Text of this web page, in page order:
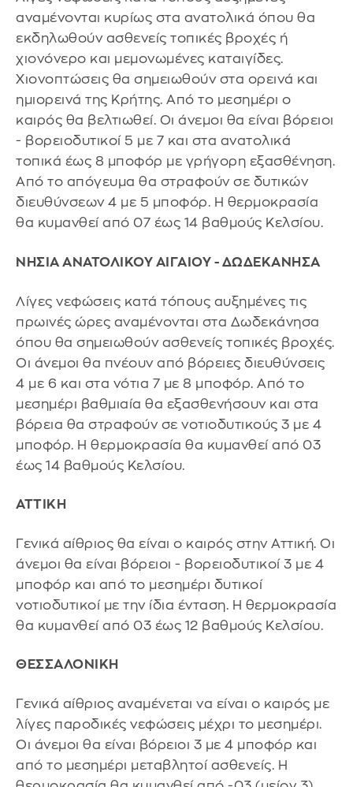
αναμένονται κυρίως στα ανατολικά όπου θα
εκδηλωθούν ασθενείς τοπικές βροχές ή
χιονόνερο και μεμονωμένες καταιγίδες.
Χιονοπτώσεις θα σημειωθούν στα ορεινά και
ημιορεινά της Κρήτης. Από το μεσημέρι ο
καιρός θα βελτιωθεί. Οι άνεμοι θα είναι βόρειοι
- βορειοδυτικοί 5 με 7 και στα ανατολικά
τοπικά έως 8 μποφόρ με γρήγορη εξασθένηση.
Από το απόγευμα θα στραφούν σε δυτικών
διευθύνσεων 4 με 5 μποφόρ. Η θερμοκρασία
θα κυμανθεί από 07 έως 14 βαθμούς Κελσίου.
ΝΗΣΙΑ ΑΝΑΤΟΛΙΚΟΥ ΑΙΓΑΙΟΥ - ΔΩΔΕΚΑΝΗΣΑ
Λίγες νεφώσεις κατά τόπους αυξημένες τις
πρωινές ώρες αναμένονται στα Δωδεκάνησα
όπου θα σημειωθούν ασθενείς τοπικές βροχές.
Οι άνεμοι θα πνέουν από βόρειες διευθύνσεις
4 με 6 και στα νότια 7 με 8 μποφόρ. Από το
μεσημέρι βαθμιαία θα εξασθενήσουν και στα
βόρεια θα στραφούν σε νοτιοδυτικούς 3 με 4
μποφόρ. Η θερμοκρασία θα κυμανθεί από 03
έως 14 βαθμούς Κελσίου.
ΑΤΤΙΚΗ
Γενικά αίθριος θα είναι ο καιρός στην Αττική. Οι
άνεμοι θα είναι βόρειοι - βορειοδυτικοί 3 με 4
μποφόρ και από το μεσημέρι δυτικοί
νοτιοδυτικοί με την ίδια ένταση. Η θερμοκρασία
θα κυμανθεί από 03 έως 12 βαθμούς Κελσίου.
ΘΕΣΣΑΛΟΝΙΚΗ
Γενικά αίθριος αναμένεται να είναι ο καιρός με
λίγες παροδικές νεφώσεις μέχρι το μεσημέρι.
Οι άνεμοι θα είναι βόρειοι 3 με 4 μποφόρ και
από το μεσημέρι μεταβλητοί ασθενείς. Η